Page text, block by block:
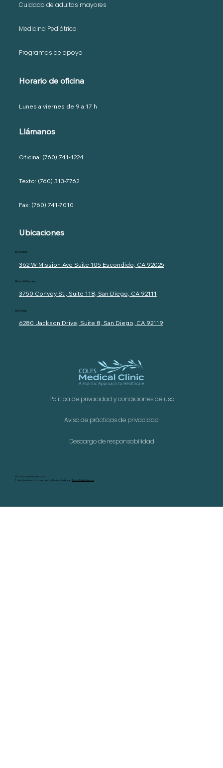
©
2025 Clínica Médica COLFS.
Todos los derechos reservados. Desarrollado por Divine Digital Agency.
Cuidado de adultos mayores
Medicina Pediátrica
Programas de apoyo
Horario de oficina
Lunes a viernes de 9 a 17 h
Llámanos
Oficina: (760) 741-1224
Texto: (760) 313-7762
Fax: (760) 741-7010
Ubicaciones
Escondido
362 W Mission Ave Suite 105 Escondido, CA 92025
Mesa de Kearney
3750 Convoy St., Suite 118, San Diego, CA 92111
San Diego
6280 Jackson Drive, Suite 8, San Diego, CA 92119
Política de privacidad y condiciones de uso
Aviso de prácticas de privacidad
Descargo de responsabilidad